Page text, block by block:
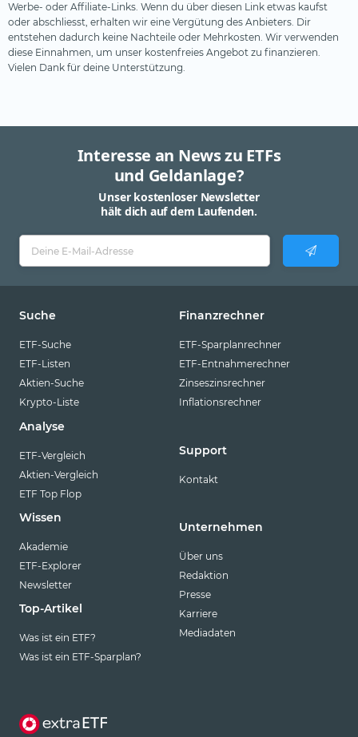
Werbe- oder Affiliate-Links. Wenn du über diesen Link etwas kaufst
oder abschliesst, erhalten wir eine Vergütung des Anbieters. Dir
entstehen dadurch keine Nachteile oder Mehrkosten. Wir verwenden
diese Einnahmen, um unser kostenfreies Angebot zu finanzieren.
Vielen Dank für deine Unterstützung.
Interesse an News zu ETFs
und Geldanlage?
Unser kostenloser Newsletter
hält dich auf dem Laufenden.
Suche
ETF-Suche
ETF-Listen
Aktien-Suche
Krypto-Liste
Analyse
ETF-Vergleich
Aktien-Vergleich
ETF Top Flop
Wissen
Akademie
ETF-Explorer
Newsletter
Top-Artikel
Was ist ein ETF?
Was ist ein ETF-Sparplan?
Finanzrechner
ETF-Sparplanrechner
ETF-Entnahmerechner
Zinseszinsrechner
Inflationsrechner
Support
Kontakt
Unternehmen
Über uns
Redaktion
Presse
Karriere
Mediadaten